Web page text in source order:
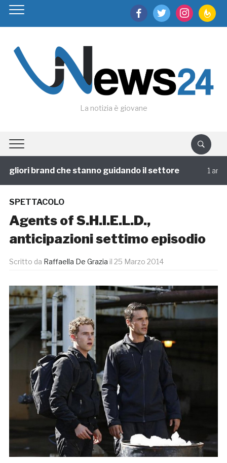
facebooktwitter instagram
La notizia è giovane
brand che stanno guidando il settore 1 annofa
SPETTACOLO
Agents of S.H.I.E.L.D.,
anticipazioni settimo episodio
Scritto da Raffaella De Grazia il 25 Marzo 2014